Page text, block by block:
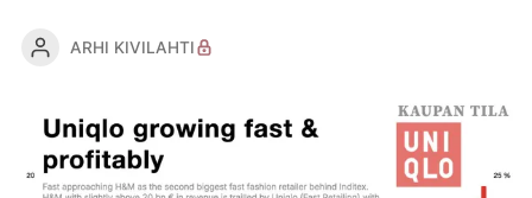
ARHI KIVILAHTI